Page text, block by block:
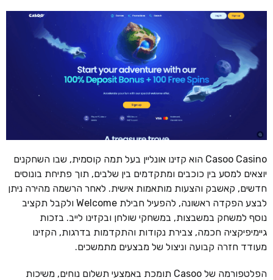
Casoo Casino הוא קזינו אונליין בעל תמה קוסמית, שבו השחקנים
יוצאים למסע בין כוכבים ומתקדמים בין שלבים, תוך פתיחת בונוסים
חדשים, קאשבק והצעות מותאמות אישית. לאחר הרשמה מהירה ניתן
לבצע הפקדה ראשונה, להפעיל חבילת Welcome ולקבל תקציב
נוסף למשחק במשבצות, במשחקי שולחן ובקזינו לייב. בזכות
גיימיפיקציה חכמה, צבירת נקודות והתקדמות בדרגות, הקזינו
מעודד חזרה קבועה וניצול של מבצעים מתמשכים.
הפלטפורמה של Casoo תומכת באמצעי תשלום נוחים, משיכות